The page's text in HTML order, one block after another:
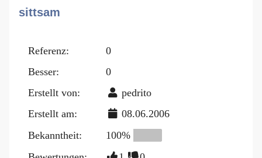
Forum
Blog
sittsam
Referenz:
0
Besser:
0
Erstellt von:
pedrito
Erstellt am:
08.06.2006
Bekanntheit:
100%